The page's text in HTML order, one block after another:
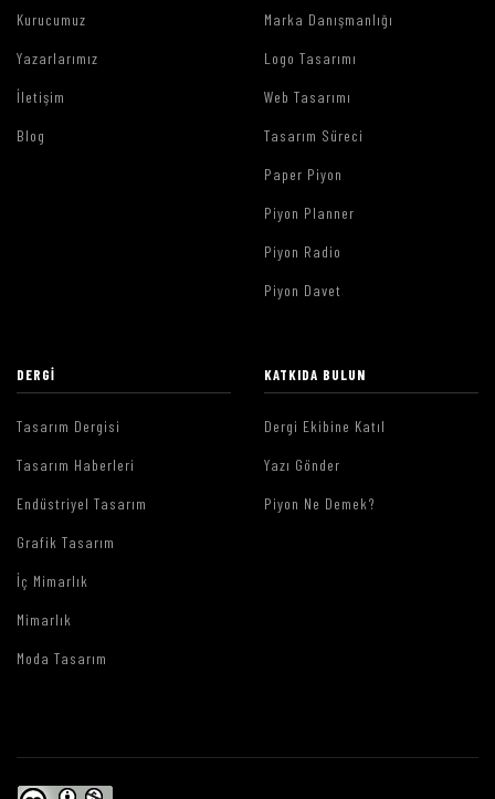
Kurucumuz
Yazarlarımız
İletişim
Blog
Marka Danışmanlığı
Logo Tasarımı
Web Tasarımı
Tasarım Süreci
Paper Piyon
Piyon Planner
Piyon Radio
Piyon Davet
DERGI
Tasarım Dergisi
Tasarım Haberleri
Endüstriyel Tasarım
Grafik Tasarım
İç Mimarlık
Mimarlık
Moda Tasarım
KATKIDA BULUN
Dergi Ekibine Katıl
Yazı Gönder
Piyon Ne Demek?